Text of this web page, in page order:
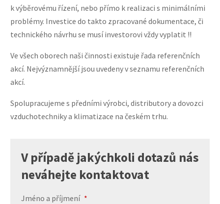
k výběrovému řízení, nebo přímo k realizaci s minimálními
problémy. Investice do takto zpracované dokumentace, či
technického návrhu se musí investorovi vždy vyplatit !!
Ve všech oborech naši činnosti existuje řada referenčních
akcí. Nejvýznamnější jsou uvedeny v seznamu referenčních
akcí.
Spolupracujeme s předními výrobci, distributory a dovozci
vzduchotechniky a klimatizace na českém trhu.
V případě jakýchkoli dotazů nás
neváhejte kontaktovat
Jméno a příjmení *